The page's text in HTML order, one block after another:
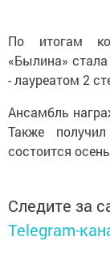
По итогам
«Былина»
- лауреатом 2
Ансамбль
Также
состоится
Следите за
Telegram-